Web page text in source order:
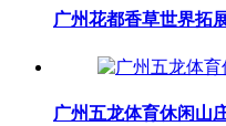
广州花都香草世界拓
广州五龙体育休闲山